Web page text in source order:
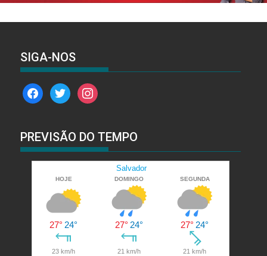
SIGA-NOS
facebooktwitterinstagram
PREVISÃO DO TEMPO